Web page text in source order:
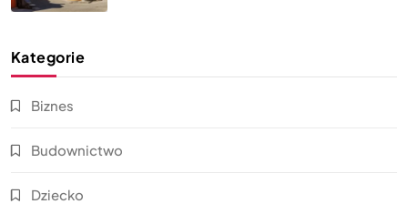
Kategorie
Biznes
Budownictwo
Dziecko